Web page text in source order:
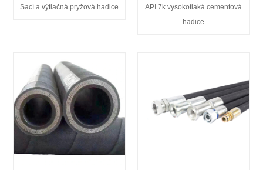
Sací a výtlačná pryžová hadice
API 7k vysokotlaká cementová
hadice